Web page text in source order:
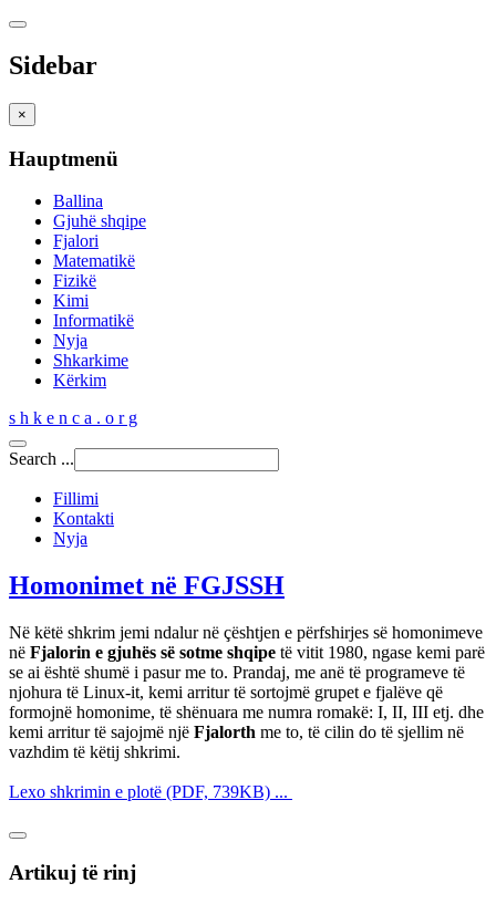
Sidebar
×
Hauptmenü
Ballina
Gjuhë shqipe
Fjalori
Matematikë
Fizikë
Kimi
Informatikë
Nyja
Shkarkime
Kërkim
s h k e n c a . o r g
Search ...
Fillimi
Kontakti
Nyja
Homonimet në FGJSSH
Në këtë shkrim jemi ndalur në çështjen e përfshirjes së homonimeve
në Fjalorin e gjuhës së sotme shqipe të vitit 1980, ngase kemi parë
se ai është shumë i pasur me to. Prandaj, me anë të programeve të
njohura të Linux-it, kemi arritur të sortojmë grupet e fjalëve që
formojnë homonime, të shënuara me numra romakë: I, II, III etj. dhe
kemi arritur të sajojmë një Fjalorth me to, të cilin do të sjellim në
vazhdim të këtij shkrimi.
Lexo shkrimin e plotë (PDF, 739KB) ...
Artikuj të rinj